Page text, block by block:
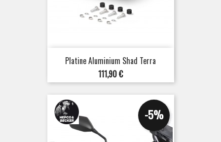
Platine Aluminium Shad Terra
Prix
111,90 €
-5%